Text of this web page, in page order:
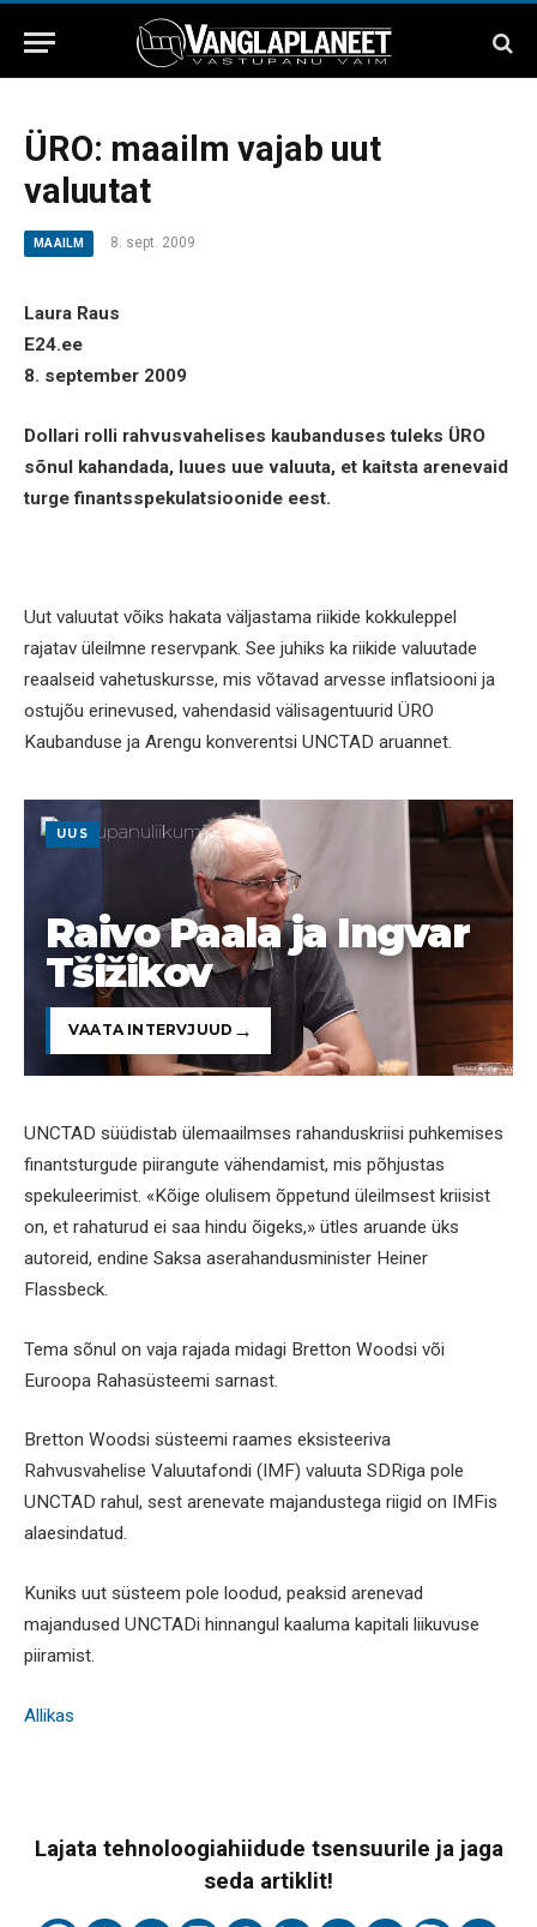
ÜRO: maailm vajab uut
valuutat
MAAILM 8. sept. 2009
Laura Raus
E24.ee
8. september 2009
Dollari rolli rahvusvahelises kaubanduses tuleks ÜRO
sõnul kahandada, luues uue valuuta, et kaitsta arenevaid
turge finantsspekulatsioonide eest.
Uut valuutat võiks hakata väljastama riikide kokkuleppel
rajatav üleilmne reservpank. See juhiks ka riikide valuutade
reaalseid vahetuskursse, mis võtavad arvesse inflatsiooni ja
ostujõu erinevused, vahendasid välisagentuurid ÜRO
Kaubanduse ja Arengu konverentsi UNCTAD aruannet.
UUS
Raivo Paala ja Ingvar
Tšižikov
VAATA INTERVJUUD
UNCTAD süüdistab ülemaailmses rahanduskriisi puhkemises
finantsturgude piirangute vähendamist, mis põhjustas
spekuleerimist. «Kõige olulisem õppetund üleilmsest kriisist
on, et rahaturud ei saa hindu õigeks,» ütles aruande üks
autoreid, endine Saksa aserahandusminister Heiner
Flassbeck.
Tema sõnul on vaja rajada midagi Bretton Woodsi või
Euroopa Rahasüsteemi sarnast.
Bretton Woodsi süsteemi raames eksisteeriva
Rahvusvahelise Valuutafondi (IMF) valuuta SDRiga pole
UNCTAD rahul, sest arenevate majandustega riigid on IMFis
alaesindatud.
Kuniks uut süsteem pole loodud, peaksid arenevad
majandused UNCTADi hinnangul kaaluma kapitali liikuvuse
piiramist.
Allikas
Lajata tehnoloogiahiidude tsensuurile ja jaga
seda artiklit!